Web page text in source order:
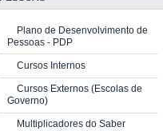
Plano de Desenvolvimento de
Pessoas - PDP
Cursos Internos
Cursos Externos (Escolas de
Governo)
Multiplicadores do Saber